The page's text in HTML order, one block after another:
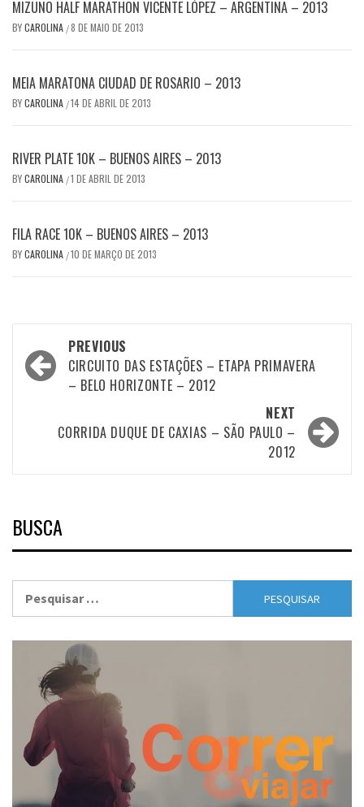
MIZUNO HALF MARATHON VICENTE LÓPEZ – ARGENTINA – 2013
BYCAROLINA /8 DE MAIO DE 2013
MEIA MARATONA CIUDAD DE ROSARIO – 2013
BYCAROLINA /14 DE ABRIL DE 2013
RIVER PLATE 10K – BUENOS AIRES – 2013
BYCAROLINA /1 DE ABRIL DE 2013
FILA RACE 10K – BUENOS AIRES – 2013
BYCAROLINA /10 DE MARÇO DE 2013
Post
navigation
PREVIOUS
CIRCUITO DAS ESTAÇÕES – ETAPA PRIMAVERA
– BELO HORIZONTE – 2012
NEXT
CORRIDA DUQUE DE CAXIAS – SÃO PAULO –
2012
BUSCA